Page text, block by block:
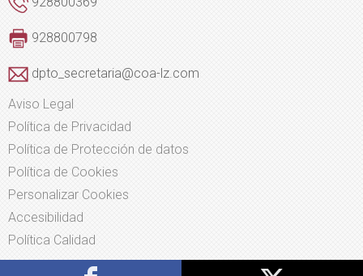
928800798
dpto_secretaria@coa-lz.com
Aviso Legal
Política de Privacidad
Política de Protección de datos
Política de Cookies
Personalizar Cookies
Accesibilidad
Política Calidad